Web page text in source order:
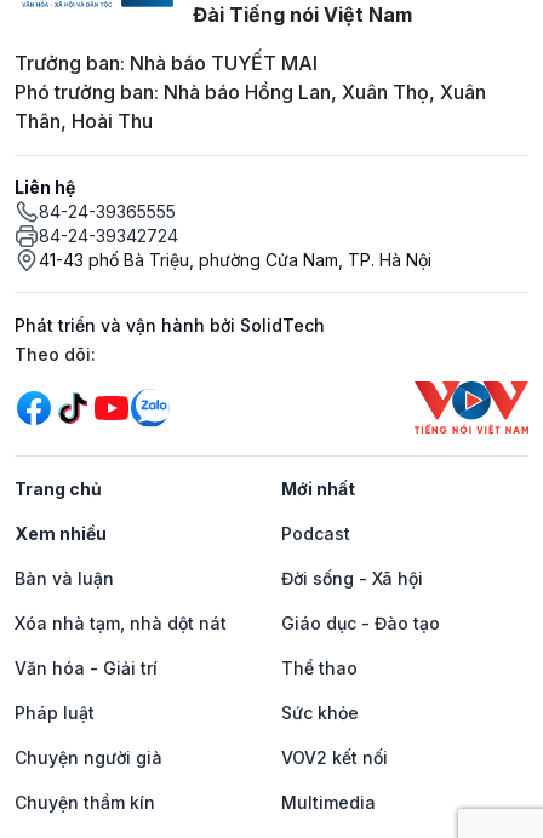
Đài Tiếng nói Việt Nam
Trưởng ban: Nhà báo TUYẾT MAI
Phó trưởng ban: Nhà báo Hồng Lan, Xuân Thọ, Xuân
Thân, Hoài Thu
Liên hệ
84-24-39365555
84-24-39342724
41-43 phố Bà Triệu, phường Cửa Nam, TP. Hà Nội
Phát triển và vận hành bởi SolidTech
Mạng xã hội
Theo dõi:
Trang chủ Mới nhất
Xem nhiều Podcast
Bàn và luận Đời sống - Xã hội
Xóa nhà tạm, nhà dột nát Giáo dục - Đào tạo
Văn hóa - Giải trí Thể thao
Pháp luật Sức khỏe
Chuyện người già VOV2 kết nối
Chuyện thầm kín Multimedia